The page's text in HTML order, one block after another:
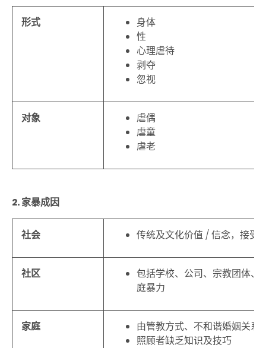
形式
身体
性
心理虐待
剥夺
忽视
对象
虐偶
虐童
虐老
2. 家暴成因
社会 传统及文化价值 / 信念，接受
社区
包括学校、公司、宗教团体、
庭暴力
家庭
由管教方式、不和谐婚姻关系
照顾者缺乏知识及技巧